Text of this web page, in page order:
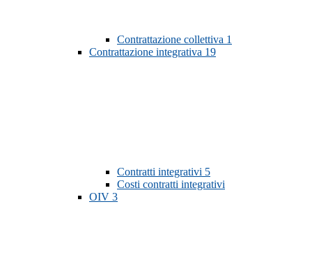
Contrattazione collettiva 1
Contrattazione integrativa 19
Contratti integrativi 5
Costi contratti integrativi
OIV 3